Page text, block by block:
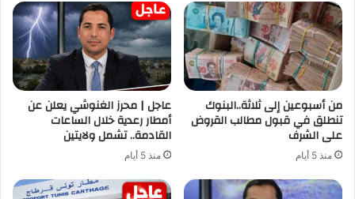
من أسبوعين إلى ثلاثة..البنوك
تنطلق في قبول مطالب القروض
على الشرف
منذ 5 أيام
عاجل | محرز الغنوشي يعلن عن
أمطار رعدية خلال الساعات
القادمة.. تشمل ولايتين
منذ 5 أيام